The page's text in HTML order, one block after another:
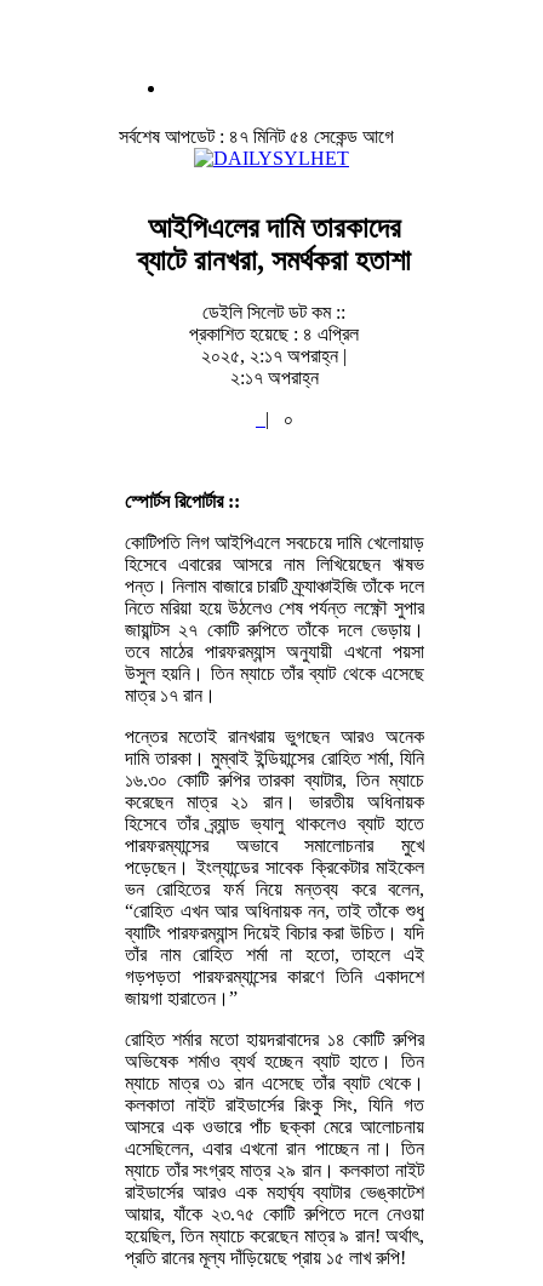
সর্বশেষ আপডেট : ৪৭ মিনিট ৫৪ সেকেন্ড আগে
আইপিএলের দামি তারকাদের
ব্যাটে রানখরা, সমর্থকরা হতাশা
ডেইলি সিলেট ডট কম ::
প্রকাশিত হয়েছে : ৪ এপ্রিল
২০২৫, ২:১৭ অপরাহ্ন |
২:১৭ অপরাহ্ন
|
০
স্পোর্টস রিপোর্টার ::
কোটিপতি লিগ আইপিএলে সবচেয়ে দামি খেলোয়াড়
হিসেবে এবারের আসরে নাম লিখিয়েছেন ঋষভ
পন্ত। নিলাম বাজারে চারটি ফ্র্যাঞ্চাইজি তাঁকে দলে
নিতে মরিয়া হয়ে উঠলেও শেষ পর্যন্ত লক্ষ্ণৌ সুপার
জায়ান্টস ২৭ কোটি রুপিতে তাঁকে দলে ভেড়ায়।
তবে মাঠের পারফরম্যান্স অনুযায়ী এখনো পয়সা
উসুল হয়নি। তিন ম্যাচে তাঁর ব্যাট থেকে এসেছে
মাত্র ১৭ রান।
পন্তের মতোই রানখরায় ভুগছেন আরও অনেক
দামি তারকা। মুম্বাই ইন্ডিয়ান্সের রোহিত শর্মা, যিনি
১৬.৩০ কোটি রুপির তারকা ব্যাটার, তিন ম্যাচে
করেছেন মাত্র ২১ রান। ভারতীয় অধিনায়ক
হিসেবে তাঁর ব্র্যান্ড ভ্যালু থাকলেও ব্যাট হাতে
পারফরম্যান্সের অভাবে সমালোচনার মুখে
পড়েছেন। ইংল্যান্ডের সাবেক ক্রিকেটার মাইকেল
ভন রোহিতের ফর্ম নিয়ে মন্তব্য করে বলেন,
“রোহিত এখন আর অধিনায়ক নন, তাই তাঁকে শুধু
ব্যাটিং পারফরম্যান্স দিয়েই বিচার করা উচিত। যদি
তাঁর নাম রোহিত শর্মা না হতো, তাহলে এই
গড়পড়তা পারফরম্যান্সের কারণে তিনি একাদশে
জায়গা হারাতেন।”
রোহিত শর্মার মতো হায়দরাবাদের ১৪ কোটি রুপির
অভিষেক শর্মাও ব্যর্থ হচ্ছেন ব্যাট হাতে। তিন
ম্যাচে মাত্র ৩১ রান এসেছে তাঁর ব্যাট থেকে।
কলকাতা নাইট রাইডার্সের রিংকু সিং, যিনি গত
আসরে এক ওভারে পাঁচ ছক্কা মেরে আলোচনায়
এসেছিলেন, এবার এখনো রান পাচ্ছেন না। তিন
ম্যাচে তাঁর সংগ্রহ মাত্র ২৯ রান। কলকাতা নাইট
রাইডার্সের আরও এক মহার্ঘ্য ব্যাটার ভেঙ্কাটেশ
আয়ার, যাঁকে ২৩.৭৫ কোটি রুপিতে দলে নেওয়া
হয়েছিল, তিন ম্যাচে করেছেন মাত্র ৯ রান! অর্থাৎ,
প্রতি রানের মূল্য দাঁড়িয়েছে প্রায় ১৫ লাখ রুপি!